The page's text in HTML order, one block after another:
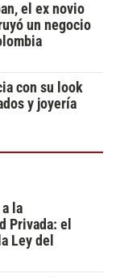
el ex novio
un negocio
con su look
y joyería
la
Privada: el
Ley del